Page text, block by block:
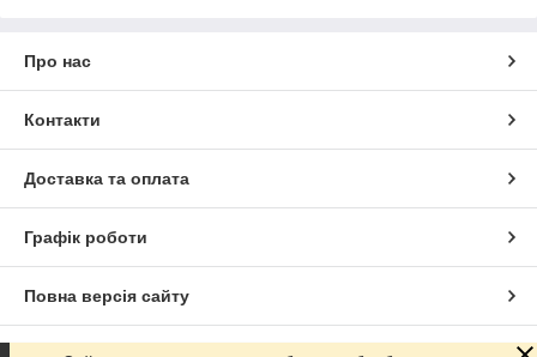
Про нас
Контакти
Доставка та оплата
Графік роботи
Повна версія сайту